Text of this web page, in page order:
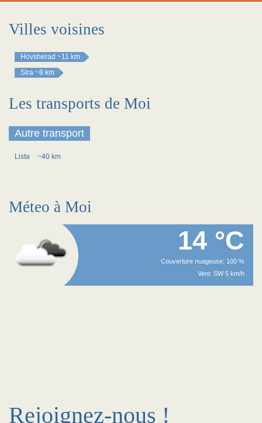
Villes voisines
Hovsherad ~11 km
Sira ~8 km
Les transports de Moi
Autre transport
Lista ~40 km
Méteo à Moi
14 °C
Couverture nuageuse: 100 %
Vent: SW 5 km/h
Rejoignez-nous !